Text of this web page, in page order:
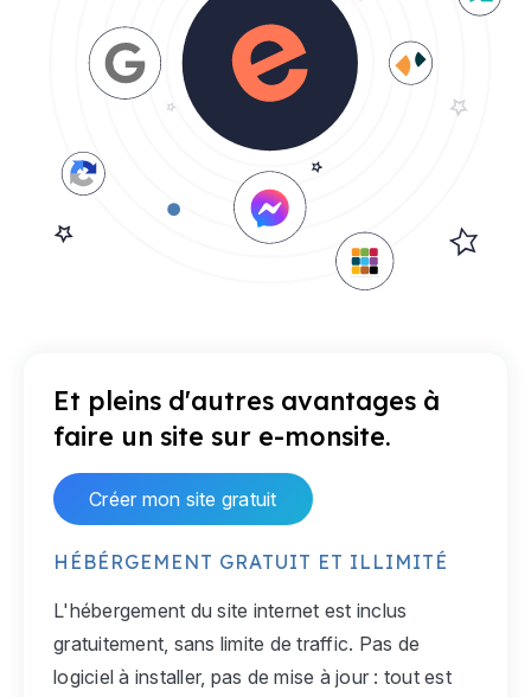
Et pleins d'autres avantages à
faire un site sur e-monsite.
Créer mon site gratuit
HÉBÉRGEMENT GRATUIT ET ILLIMITÉ
L'hébergement du site internet est inclus
gratuitement, sans limite de traffic. Pas de
logiciel à installer, pas de mise à jour : tout est